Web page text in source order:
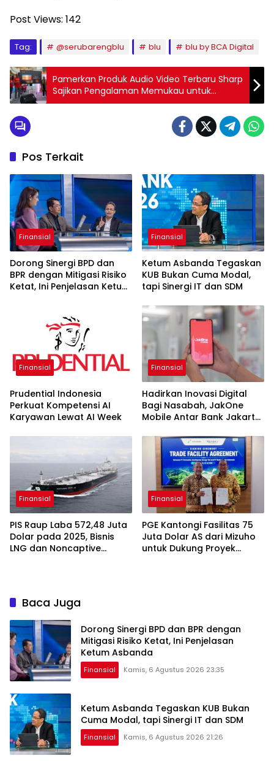
Post Views: 142
Tag: @serubarengblu blu blu by BCA Digital
Pamerkan Produk Audio Video Terbaru Sharp
Sajikan Pengalaman Memukau untuk
Konsumen Setia
Pos Terkait
Finansial
Dorong Sinergi BPD dan
BPR dengan Mitigasi Risiko
Ketat, Ini Penjelasan Ketum
Finansial
Ketum Asbanda Tegaskan
KUB Bukan Cuma Modal,
tapi Sinergi IT dan SDM
Finansial
Prudential Indonesia
Perkuat Kompetensi AI
Karyawan Lewat AI Week
Finansial
Hadirkan Inovasi Digital
Bagi Nasabah, JakOne
Mobile Antar Bank Jakarta
Excellence Awards 2026
Finansial
PIS Raup Laba 572,48 Juta
Dolar pada 2025, Bisnis
LNG dan Noncaptive
Finansial
PGE Kantongi Fasilitas 75
Juta Dolar AS dari Mizuho
untuk Dukung Proyek
Baca Juga
Dorong Sinergi BPD dan BPR dengan
Mitigasi Risiko Ketat, Ini Penjelasan
Ketum Asbanda
Finansial Kamis, 6 Agustus 2026 23:35
Ketum Asbanda Tegaskan KUB Bukan
Cuma Modal, tapi Sinergi IT dan SDM
Finansial Kamis, 6 Agustus 2026 21:26